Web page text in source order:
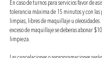
En caso de turnos para servicios favor de
tolerancia máxima de 15 minutos y con las
limpias, libres de maquillaje u oleosidades.
exceso de maquillaje se deberas abonar
limpieza.